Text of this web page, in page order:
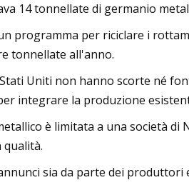
14 tonnellate di germanio
programma per riciclare i
tonnellate all'anno.
Uniti non hanno scorte né
integrare la produzione
è limitata a una società di
sia da parte dei produttori